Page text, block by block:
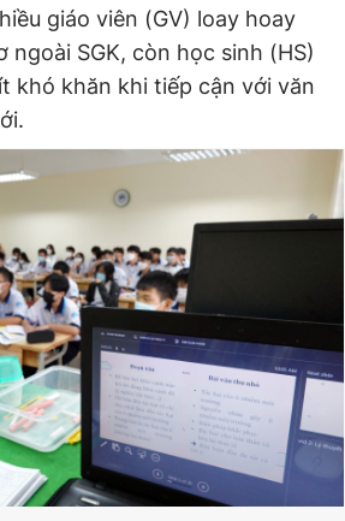
Bạn cần biết
Liên hệ quảng cáo
điện thoại
giáo viên (GV) loay hoay
ngoài SGK, còn học sinh (HS)
khó khăn khi tiếp cận với văn